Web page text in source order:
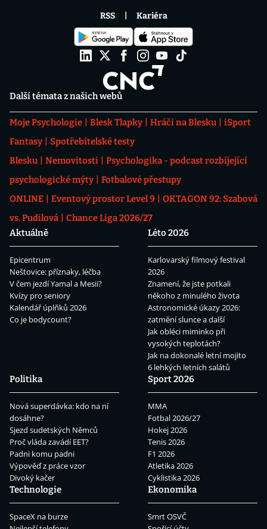
Další témata z našich webů
Moje Psychologie Blesk Tlapky Hráči na Blesku
iSport
Fantasy
Spotřebitelské testy
Blesku
Nemovitosti
Psychologika - podcast rozbíjející
psychologické mýty
Fotbalové přestupy
ONLINE
Eventový prostor Level 9
OKTAGON 92: Szabová
vs. Pudilová
Chance Liga 2026/27
Aktuálně
Epicentrum
Neštovice: příznaky, léčba
V čem jezdí Yamal a Mesii?
Kvízy pro seniory
Kalendář úplňků 2026
Co je bodycount?
Léto 2026
Karlovarský filmový festival
2026
Znamení, že jste potkali
někoho z minulého života
Astronomické úkazy 2026:
zatmění slunce a další
Jak obléci miminko při
vysokých teplotách?
Jak na dokonalé letní mojito
6 lehkých letních salátů
Politika
Nová superdávka: kdo na ní
dosáhne?
Sjezd sudetských Němců
Proč vláda zavádí EET?
Padni komu padni
Výpověď z práce vzor
Divoký kačer
Sport 2026
MMA
Fotbal 2026/27
Hokej 2026
Tenis 2026
F1 2026
Atletika 2026
Cyklistika 2026
Technologie
SpaceX na burze
Ekonomika
Smrt OSVČ
RSS Kariéra